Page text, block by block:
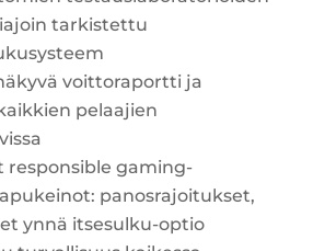
tarkistettu
voittoraportti ja
pelaajien
responsible gaming-
panosrajoitukset,
ynnä itsesulku-optio